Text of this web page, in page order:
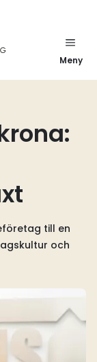
Meny
till en
och